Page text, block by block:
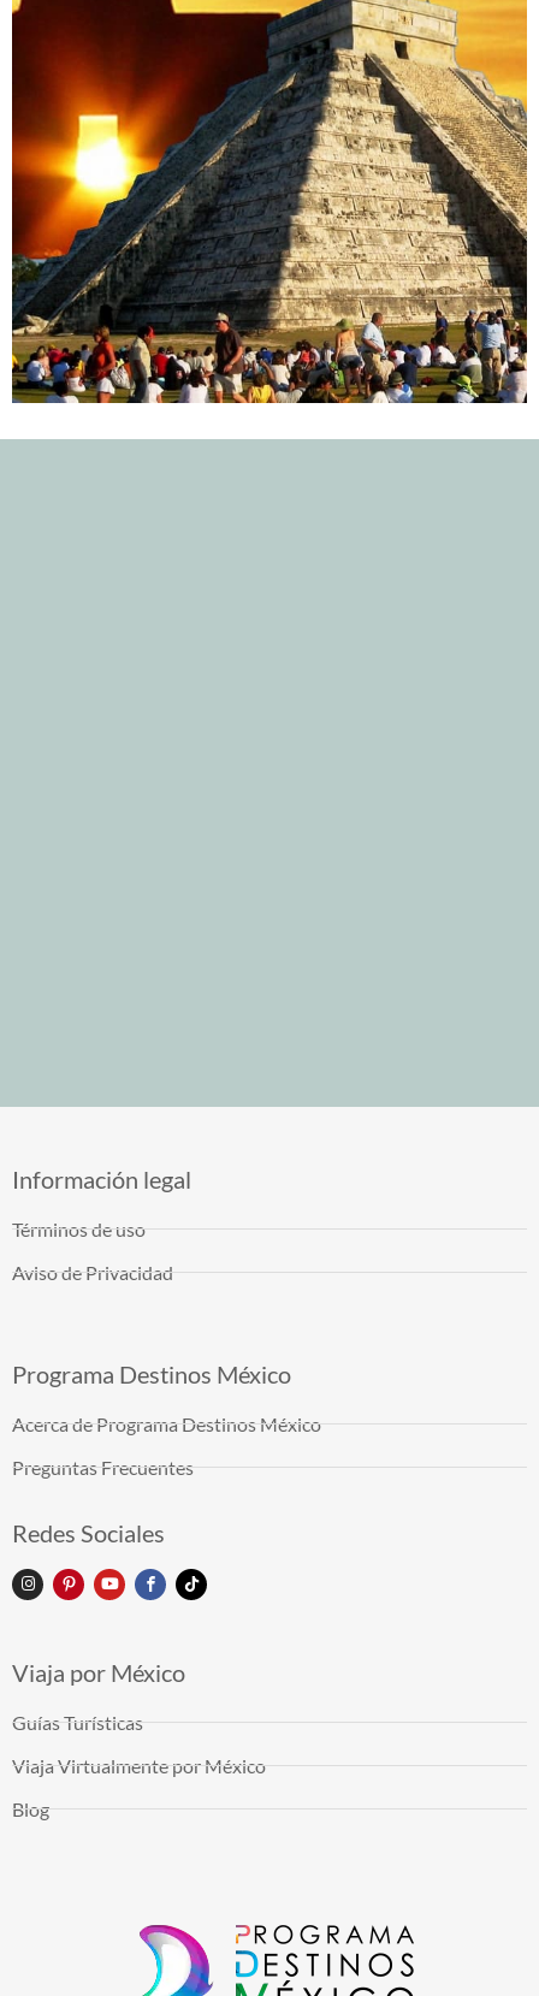
Información legal
Términos de uso
Aviso de Privacidad
Programa Destinos México
Acerca de Programa Destinos México
Preguntas Frecuentes
Redes Sociales
Viaja por México
Guías Turísticas
Viaja Virtualmente por México
Blog